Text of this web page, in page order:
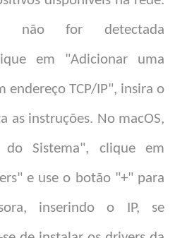
não for detectada
em "Adicionar uma
endereço TCP/IP", insira o
as instruções. No macOS,
do Sistema", clique em
e use o botão "+" para
inserindo o IP, se